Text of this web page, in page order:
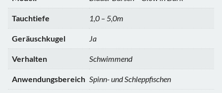
Tauchtiefe 1,0 – 5,0m
Geräuschkugel Ja
Verhalten Schwimmend
Anwendungsbereich Spinn- und Schleppfischen